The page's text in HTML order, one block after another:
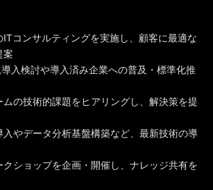
ITコンサルティングを実施し、顧客に最適な
案
導入検討や導入済み企業への普及・標準化推
ムの技術的課題をヒアリングし、解決策を提
入やデータ分析基盤構築など、最新技術の導
クショップを企画・開催し、ナレッジ共有を